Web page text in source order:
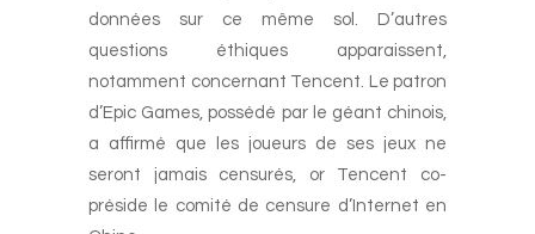
données sur ce même sol. D’autres
questions éthiques apparaissent,
notamment concernant Tencent. Le patron
d’Epic Games, possédé par le géant chinois,
a affirmé que les joueurs de ses jeux ne
seront jamais censurés, or Tencent co-
préside le comité de censure d’Internet en